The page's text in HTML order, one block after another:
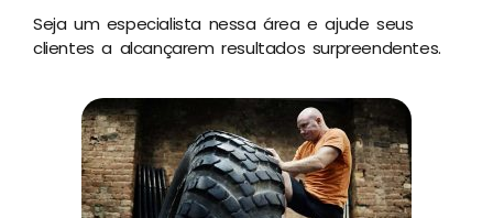
Seja um especialista nessa área e ajude seus
clientes a alcançarem resultados surpreendentes.